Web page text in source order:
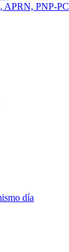
APRN, PNP-PC
día